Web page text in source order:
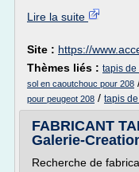
Lire la suite
Site : https://
Thèmes liés : tapis de
sol en caoutchouc pour 208
pour peugeot 208 / tapis
FABRICANT
Galerie-
Recherche de